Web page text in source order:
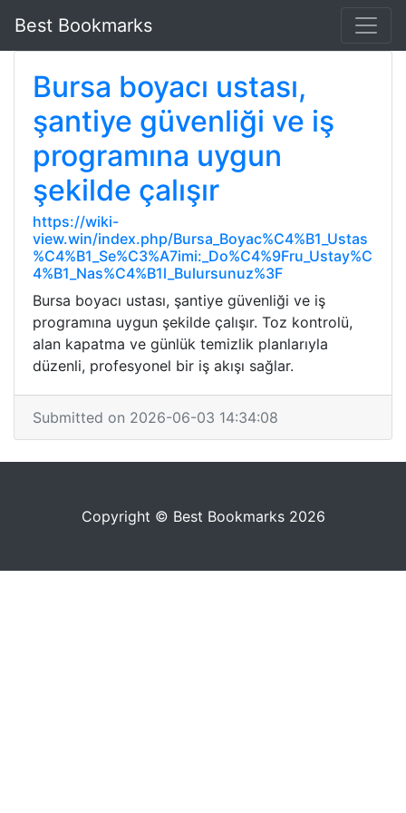
Best Bookmarks
Bursa boyacı ustası,
şantiye güvenliği ve iş
programına uygun
şekilde çalışır
https://wiki-
view.win/index.php/Bursa_Boyac%C4%B1_Ustas
%C4%B1_Se%C3%A7imi:_Do%C4%9Fru_Ustay%C
4%B1_Nas%C4%B1l_Bulursunuz%3F
Bursa boyacı ustası, şantiye güvenliği ve iş
programına uygun şekilde çalışır. Toz kontrolü,
alan kapatma ve günlük temizlik planlarıyla
düzenli, profesyonel bir iş akışı sağlar.
Submitted on 2026-06-03 14:34:08
Copyright © Best Bookmarks 2026